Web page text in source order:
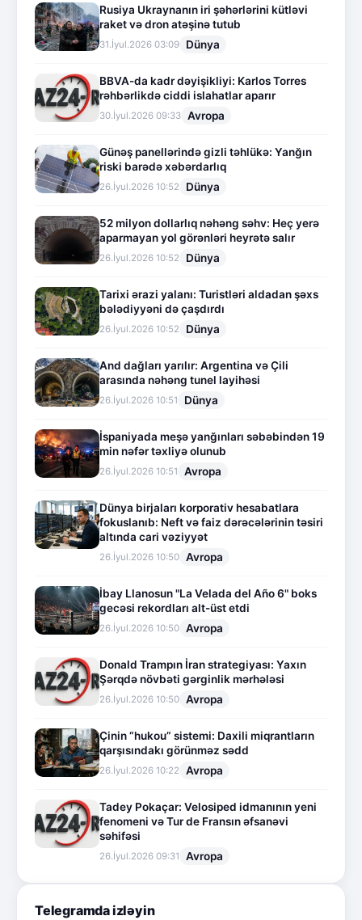
Rusiya Ukraynanın iri şəhərlərini kütləvi
raket və dron atəşinə tutub
31.İyul.2026 03:09 Dünya
BBVA-da kadr dəyişikliyi: Karlos Torres
rəhbərlikdə ciddi islahatlar aparır
30.İyul.2026 09:33 Avropa
Günəş panellərində gizli təhlükə: Yanğın
riski barədə xəbərdarlıq
26.İyul.2026 10:52 Dünya
52 milyon dollarlıq nəhəng səhv: Heç yerə
aparmayan yol görənləri heyrətə salır
26.İyul.2026 10:52 Dünya
Tarixi ərazi yalanı: Turistləri aldadan şəxs
bələdiyyəni də çaşdırdı
26.İyul.2026 10:52 Dünya
And dağları yarılır: Argentina və Çili
arasında nəhəng tunel layihəsi
26.İyul.2026 10:51 Dünya
İspaniyada meşə yanğınları səbəbindən 19
min nəfər təxliyə olunub
26.İyul.2026 10:51 Avropa
Dünya birjaları korporativ hesabatlara
fokuslanıb: Neft və faiz dərəcələrinin təsiri
altında cari vəziyyət
26.İyul.2026 10:50 Avropa
İbay Llanosun "La Velada del Año 6" boks
gecəsi rekordları alt-üst etdi
26.İyul.2026 10:50 Avropa
Donald Trampın İran strategiyası: Yaxın
Şərqdə növbəti gərginlik mərhələsi
26.İyul.2026 10:50 Avropa
Çinin “hukou” sistemi: Daxili miqrantların
qarşısındakı görünməz sədd
26.İyul.2026 10:22 Avropa
Tadey Pokaçar: Velosiped idmanının yeni
fenomeni və Tur de Fransın əfsanəvi
səhifəsi
26.İyul.2026 09:31 Avropa
Telegramda izləyin